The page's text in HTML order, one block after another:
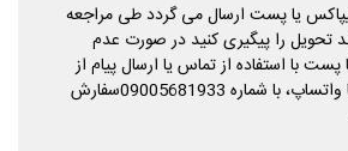
یا پست ارسال می گردد طی مراجعه
تحویل را پیگیری کنید در صورت عدم
پست با استفاده از تماس یا ارسال پیام از
طریق پیامک SMS یا واتساپ، با شماره 09005681933سفارش